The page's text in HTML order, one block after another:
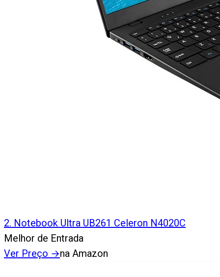
2. Notebook Ultra UB261 Celeron N4020C
Melhor de Entrada
Ver Preço →na Amazon